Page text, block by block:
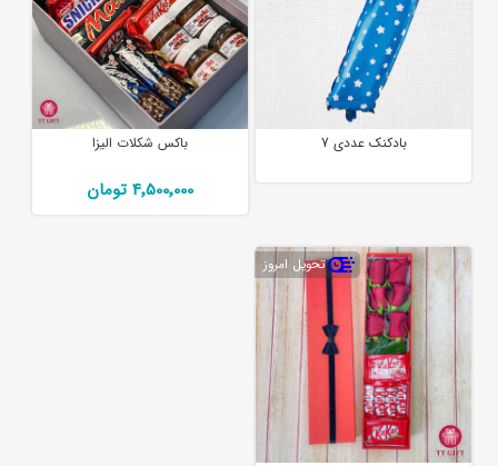
بادکنک عددی 7 باکس شکلات الیزا
4٬500٬000 تومان
تحویل امروز